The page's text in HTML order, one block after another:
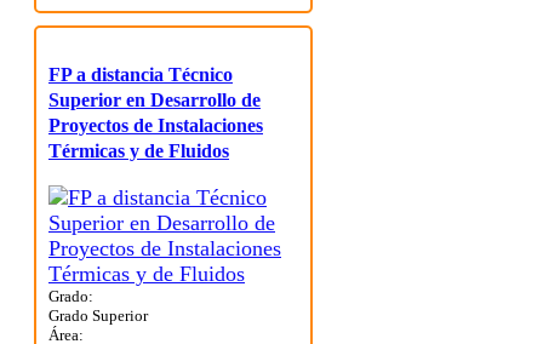
FP a distancia Técnico
Superior en Desarrollo de
Proyectos de Instalaciones
Térmicas y de Fluidos
Grado:
Grado Superior
Área: